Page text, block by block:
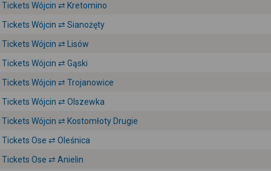
Tickets Wójcin ⇄ Kretomino
Tickets Wójcin ⇄ Sianożęty
Tickets Wójcin ⇄ Lisów
Tickets Wójcin ⇄ Gąski
Tickets Wójcin ⇄ Trojanowice
Tickets Wójcin ⇄ Olszewka
Tickets Wójcin ⇄ Kostomłoty Drugie
Tickets Ose ⇄ Oleśnica
Tickets Ose ⇄ Anielin